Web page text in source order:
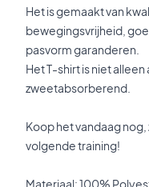
Het is gemaakt van
bewegingsvrijheid,
pasvorm garanderen.
Het T-shirt is niet
zweetabsorberend.
Koop het vandaag nog,
volgende training!
Materiaal: 100%